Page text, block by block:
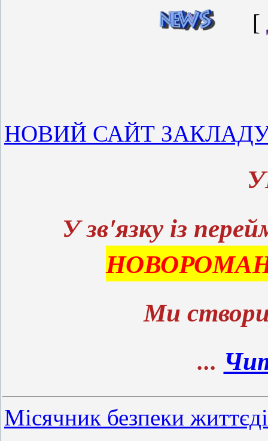
[
НОВИЙ САЙТ
У зв'язку із
Ми
...
Місячник безпеки